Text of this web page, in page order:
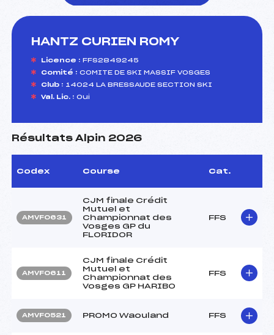
HANTZ CURIEN ROMY
Licence : FFS2849245
Comité : COMITE DE SKI MASSIF VOSGES
Club : 14024 LA BRESSAUDE SECTION SKI
Val. Lic. : Oui
Résultats Alpin 2026
Codex Course Cat.
AMVF0631
CJM finale Crédit
Mutuel et
Championnat des
Vosges GP du
FLORIDOR
FFS
AMVF0611
CJM finale Crédit
Mutuel et
Championnat des
Vosges GP HARIBO
FFS
AMVF0521 PROMO Waouland FFS